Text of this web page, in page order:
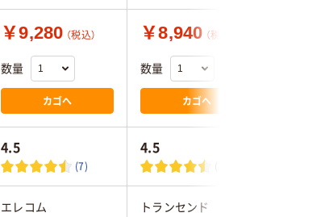
￥9,280 （税込）
数量
カゴへ
￥8,940 （税込）
数量
カゴへ
4.5
(7)
4.5
(2)
エレコム トランセンド